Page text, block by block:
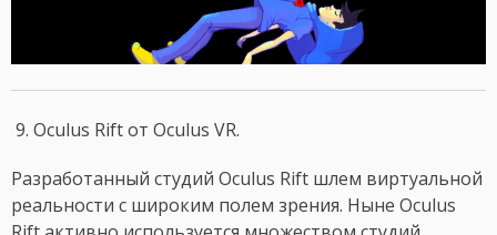
9. Oculus Rift от Oculus VR.
Разработанный студий Oculus Rift шлем виртуальной
реальности с широким полем зрения. Ныне Oculus